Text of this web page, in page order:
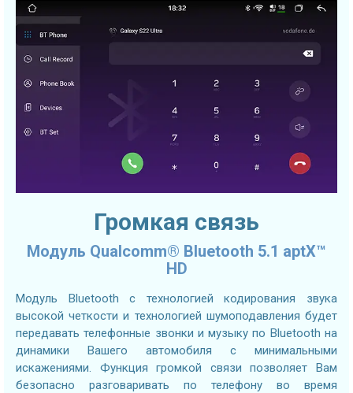
Громкая связь
Модуль Qualcomm® Bluetooth 5.1 aptX™
HD
Модуль Bluetooth с технологией кодирования звука
высокой четкости и технологией шумоподавления будет
передавать телефонные звонки и музыку по Bluetooth на
динамики Вашего автомобиля с минимальными
искажениями. Функция громкой связи позволяет Вам
безопасно разговаривать по телефону во время